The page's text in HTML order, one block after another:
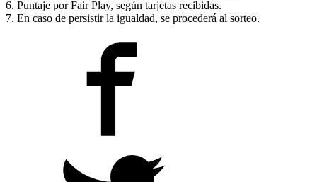
6. Puntaje por Fair Play, según tarjetas recibidas.
7. En caso de persistir la igualdad, se procederá al sorteo.